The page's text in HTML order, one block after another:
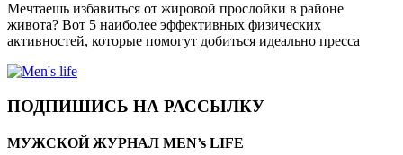
Мечтаешь избавиться от жировой прослойки в районе
живота? Вот 5 наиболее эффективных физических
активностей, которые помогут добиться идеально пресса
ПОДПИШИСЬ НА РАССЫЛКУ
МУЖСКОЙ ЖУРНАЛ MEN’s LIFE